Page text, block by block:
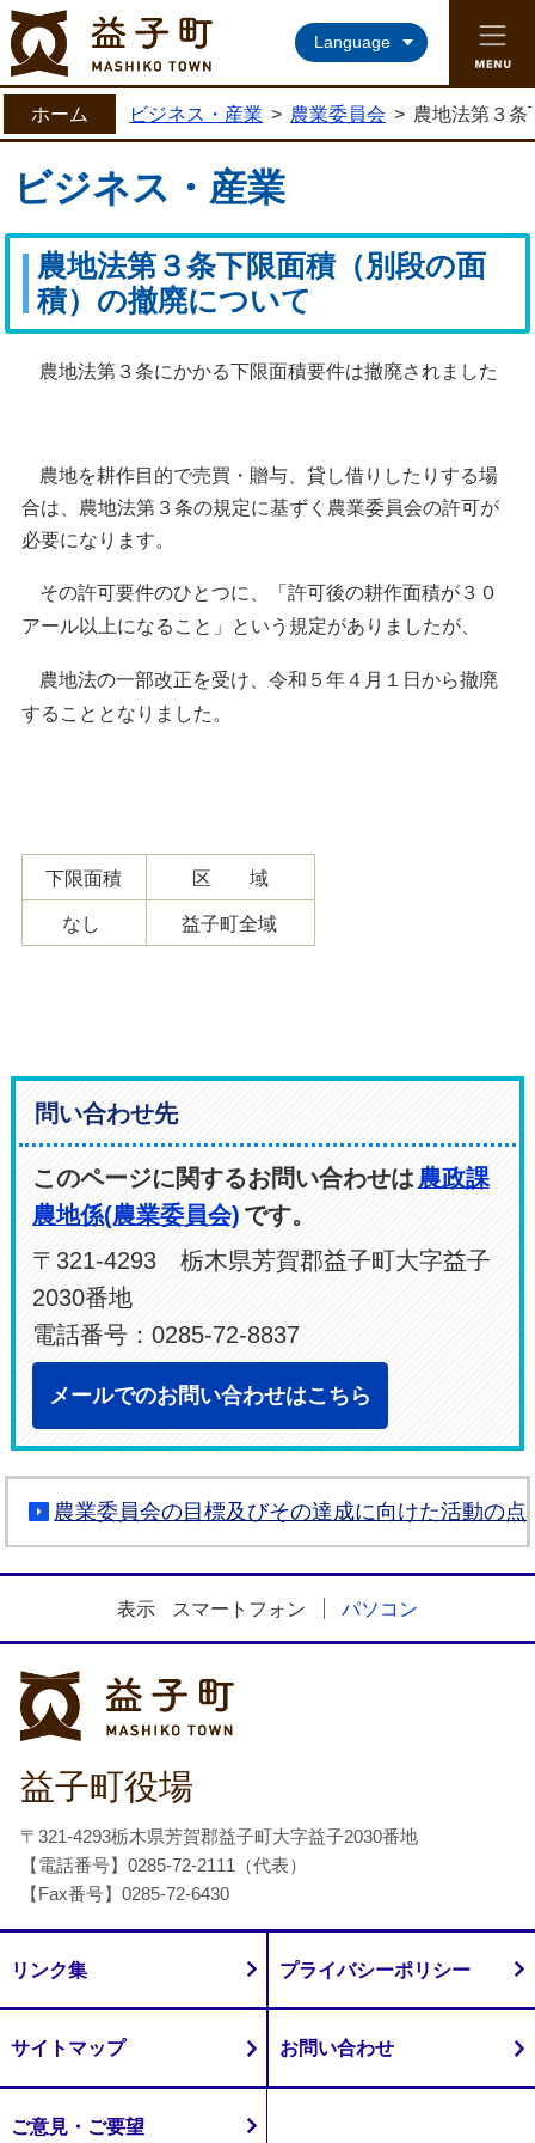
益子町ホームページ
Language
ホーム ビジネス・産業 > 農業委員会 > 農地法第３条
ビジネス・産業
農地法第３条下限面積（別段の面
積）の撤廃について
農地法第３条にかかる下限面積要件は撤廃されました
農地を耕作目的で売買・贈与、貸し借りしたりする場
合は、農地法第３条の規定に基ずく農業委員会の許可が
必要になります。
その許可要件のひとつに、「許可後の耕作面積が３０
アール以上になること」という規定がありましたが、
農地法の一部改正を受け、令和５年４月１日から撤廃
することとなりました。
下限面積 区 域
なし 益子町全域
問い合わせ先
このページに関するお問い合わせは 農政課
農地係(農業委員会) です。
〒321-4293 栃木県芳賀郡益子町大字益子
2030番地
電話番号：0285-72-8837
メールでのお問い合わせはこちら
農業委員会の目標及びその達成に向けた活動の
表示 スマートフォン パソコン
益子町役場
〒321-4293栃木県芳賀郡益子町大字益子2030番地
【電話番号】0285-72-2111（代表）
【Fax番号】0285-72-6430
リンク集 プライバシーポリシー
サイトマップ お問い合わせ
ご意見・ご要望